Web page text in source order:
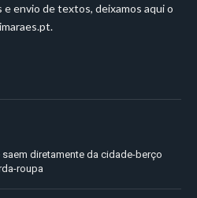
envio de textos, deixamos aqui o
.
saem diretamente da cidade-berço
roupa